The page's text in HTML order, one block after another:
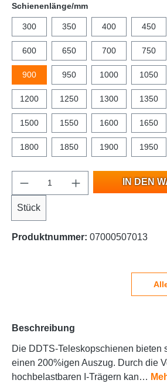
Schienenlänge/mm
300 350 400 450
600 650 700 750
900 950 1000 1050
1200 1250 1300 1350
1500 1550 1600 1650
1800 1850 1900 1950
Stück
IN DEN
Produktnummer: 07000507013
Beschreibung
Die DDTS-Teleskopschienen bieten
einen 200%igen Auszug. Durch die
hochbelastbaren I-Trägern kan…